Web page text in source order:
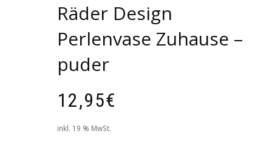
Räder Design
Perlenvase Zuhause –
puder
12,95€
inkl. 19 % MwSt.